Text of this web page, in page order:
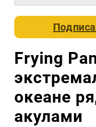
Frying
океане
акулами